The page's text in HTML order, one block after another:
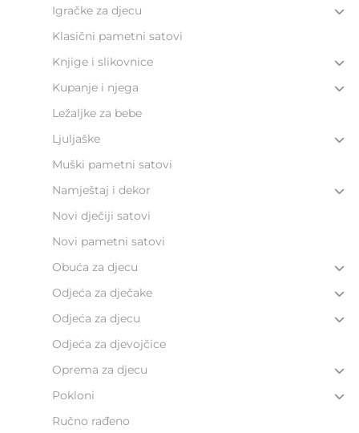
Igračke za djecu
Klasični pametni satovi
Knjige i slikovnice
Kupanje i njega
Ležaljke za bebe
Ljuljaške
Muški pametni satovi
Namještaj i dekor
Novi dječiji satovi
Novi pametni satovi
Obuća za djecu
Odjeća za dječake
Odjeća za djecu
Odjeća za djevojčice
Oprema za djecu
Pokloni
Ručno rađeno